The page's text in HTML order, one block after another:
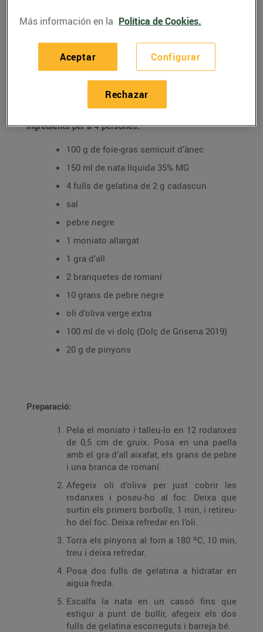
Snack de moniato i
foie-gras d'ànec amb
gelatina de vi dolç i
pinyons
Ingredients per a 4 persones:
100 g de foie-gras semicuit d’ànec
150 ml de nata líquida 35% MG
4 fulls de gelatina de 2 g cadascun
sal
pebre negre
1 moniato allargat
1 gra d’all
2 branquetes de romaní
10 grans de pebre negre
oli d’oliva verge extra
100 ml de vi dolç (Dolç de Grisena 2019)
20 g de pinyons
Preparació:
Pela el moniato i talleu-lo en 12 rodanxes
de 0,5 cm de gruix. Posa en una paella
amb el gra d’all aixafat, els grans de pebre
i una branca de romaní.
Afegeix oli d’oliva per just cobrir les
rodanxes i poseu-ho al foc. Deixa que
surtin els primers borbolls, 1 min, i retireu-
ho del foc. Deixa refredar en l’oli.
Torra els pinyons al forn a 180 ºC, 10 min,
treu i deixa refredar.
Posa dos fulls de gelatina a hidratar en
aigua freda.
Escalfa la nata en un cassó fins que
estigui a punt de bullir, afegeix els dos
fulls de gelatina escorreguts i barreja bé.
Más información en la Política de Cookies.
Configurar
Rechazar
Aceptar